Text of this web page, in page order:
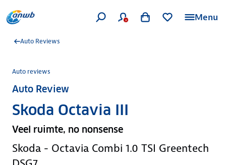
Menu
Auto Reviews
Auto reviews
Auto Review
Skoda Octavia III
Veel ruimte, no nonsense
Skoda - Octavia Combi 1.0 TSI Greentech